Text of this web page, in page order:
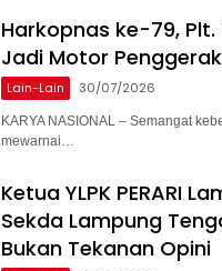
Harkopnas ke-79,
Jadi Motor
Lain-Lain 30/07/2026
KARYA NASIONAL – Semangat
mewarnai…
Ketua YLPK PERARI
Sekda Lampung
Bukan Tekanan Opini